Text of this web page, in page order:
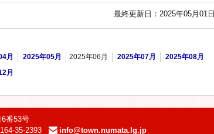
最終更新日：2025年05月01日
月 2025年05月 2025年06月 2025年07月 2025年08月
月
番53号
35-2393 e-
info@town.numata.lg.jp